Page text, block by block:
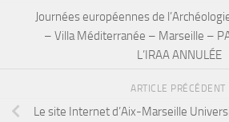
Journées européennes de
– Villa Méditerranée – Marseille –
L’IRAA ANNULÉE
ARTICLE PRÉCÉDENT
Le site Internet d’Aix-Marseille